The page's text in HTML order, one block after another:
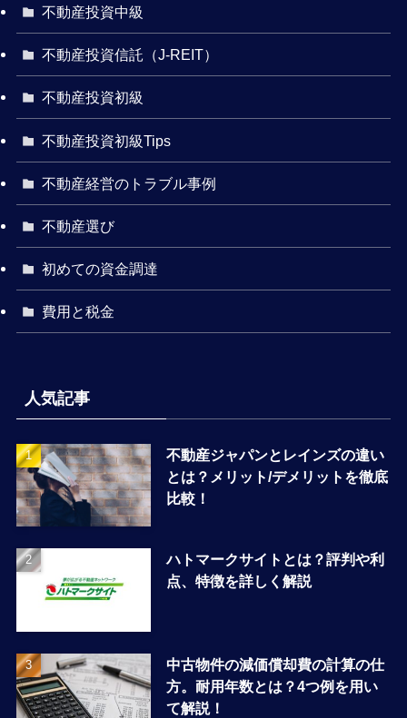
不動産投資中級
不動産投資信託（J-REIT）
不動産投資初級
不動産投資初級Tips
不動産経営のトラブル事例
不動産選び
初めての資金調達
費用と税金
人気記事
不動産ジャパンとレインズの違い
とは？メリット/デメリットを徹底
比較！
ハトマークサイトとは？評判や利
点、特徴を詳しく解説
中古物件の減価償却費の計算の仕
方。耐用年数とは？4つ例を用い
て解説！